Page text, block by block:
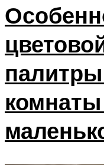
комнаты